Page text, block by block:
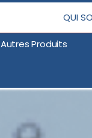
QUI
Autres Produits